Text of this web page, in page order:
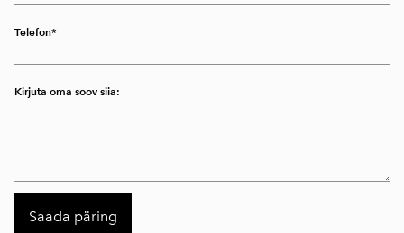
Telefon
Kirjuta oma soov siia: